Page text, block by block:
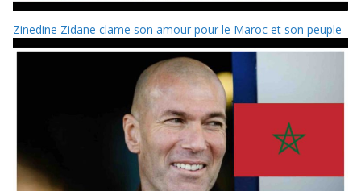
Zinedine Zidane clame son amour pour le Maroc et son peuple